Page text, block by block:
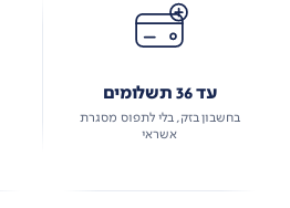
עד 36 תשלומים
בחשבון בזק, בלי לתפוס מסגרת
אשראי